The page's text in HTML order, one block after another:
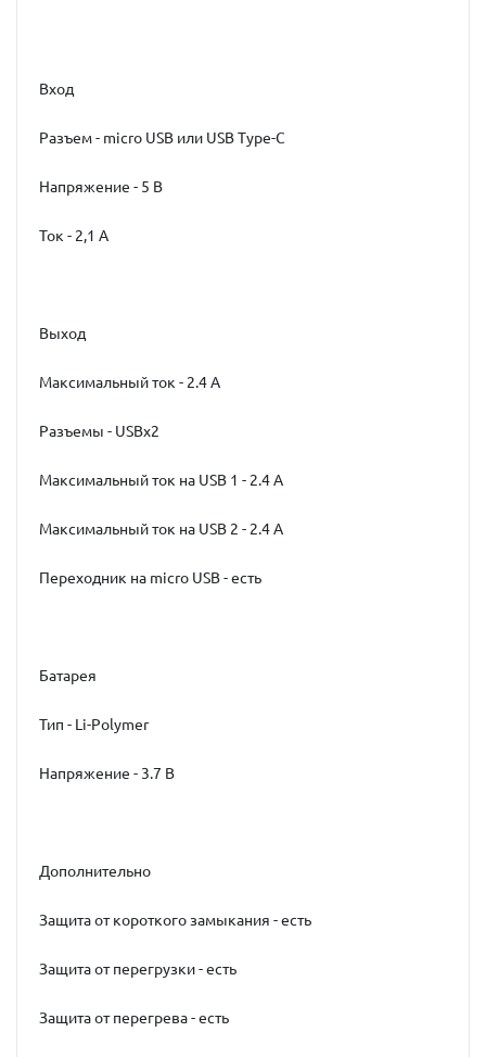
Вход
Разъем - micro USB или USB Type-C
Напряжение - 5 В
Ток - 2,1 А
Выход
Максимальный ток - 2.4 А
Разъемы - USBx2
Максимальный ток на USB 1 - 2.4 А
Максимальный ток на USB 2 - 2.4 А
Переходник на micro USB - есть
Батарея
Тип - Li-Polymer
Напряжение - 3.7 В
Дополнительно
Защита от короткого замыкания - есть
Защита от перегрузки - есть
Защита от перегрева - есть